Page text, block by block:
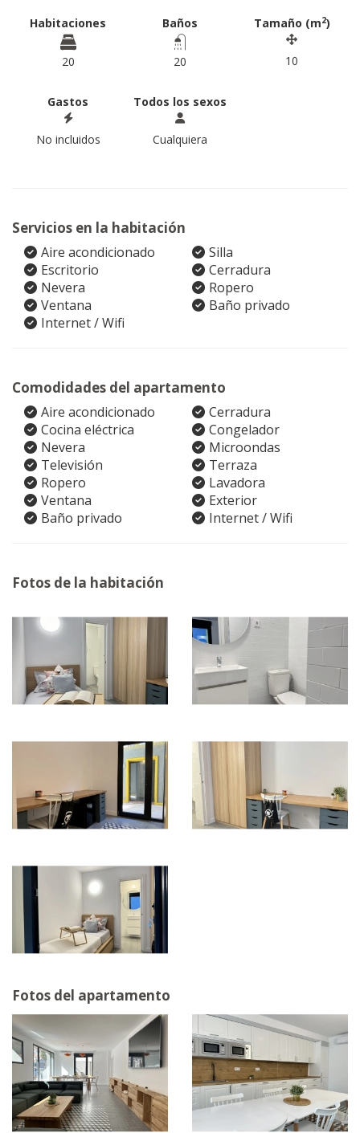
Habitaciones
20
Baños
20
Tamaño (m2)
10
Gastos
No incluidos
Todos los sexos
Cualquiera
Servicios en la habitación
Aire acondicionado
Silla
Escritorio
Cerradura
Nevera
Ropero
Ventana
Baño privado
Internet / Wifi
Comodidades del apartamento
Aire acondicionado
Cerradura
Cocina eléctrica
Congelador
Nevera
Microondas
Televisión
Terraza
Ropero
Lavadora
Ventana
Exterior
Baño privado
Internet / Wifi
Fotos de la habitación
Fotos del apartamento